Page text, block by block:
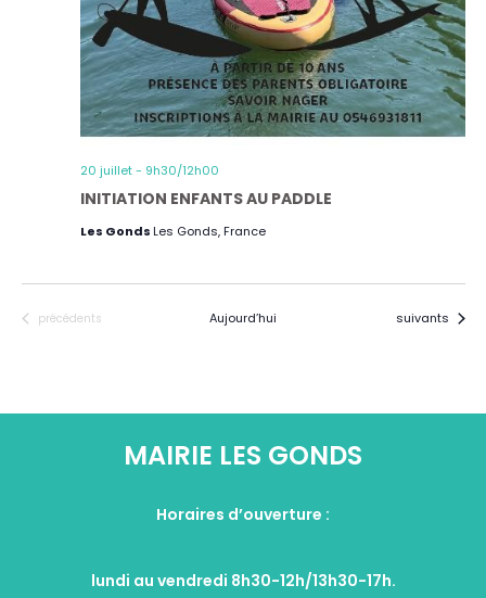
INITIATION ENFANTS AU PADDLE
20 juillet - 9h30/12h00
Les Gonds Les Gonds, France
Évènements
précédents Aujourd’hui Évènements
suivants
MAIRIE LES GONDS
Horaires d’ouverture :
lundi au vendredi 8h30-12h/13h30-17h.